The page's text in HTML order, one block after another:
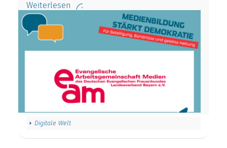
Weiterlesen
Digitale Welt